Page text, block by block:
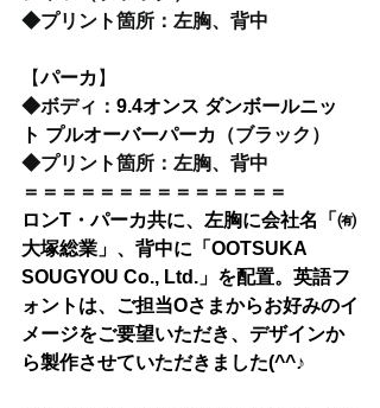
◆プリント箇所：左胸、背中
【パーカ 】
◆ボディ： 9.4オンス ダンボールニッ
ト プルオーバーパーカ （ブラック）
◆プリント箇所：左胸、背中
＝＝＝＝＝＝＝＝＝＝＝＝＝＝
ロンT・パーカ共に、左胸に会社名「㈲
大塚総業」、背中に「OOTSUKA
SOUGYOU Co., Ltd.」を配置。英語フ
ォントは、ご担当Oさまからお好みのイ
メージをご要望いただき、デザインか
ら製作させていただきました(^^♪